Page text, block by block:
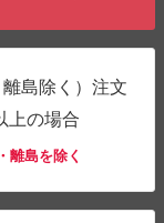
島除く）注文
上の場合
離島を除く